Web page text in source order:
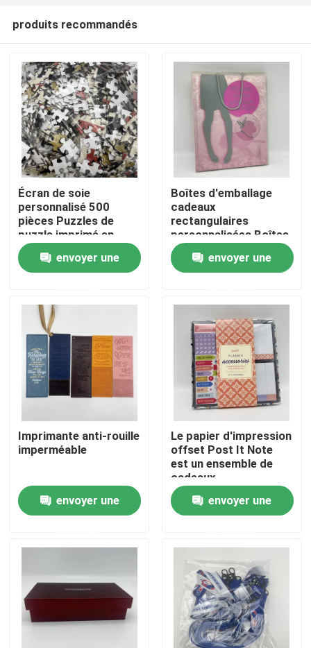
Maison
Vidéos
Au sujet de nous
Ressource
Nouvelles
Impression de livres de table à café
Impression de cartes de tarot
produits recommandés
Écran de soie
personnalisé 500
pièces Puzzles de
puzzle imprimé en
CMYK
envoyer une
Boîtes d'emballage
cadeaux
rectangulaires
personnalisées Boîtes
d'emballage cadeaux
Lamination brillante /
mate
envoyer une
Imprimante anti-rouille
imperméable
envoyer une
Le papier d'impression
offset Post It Note
est un ensemble de
cadeaux
envoyer une